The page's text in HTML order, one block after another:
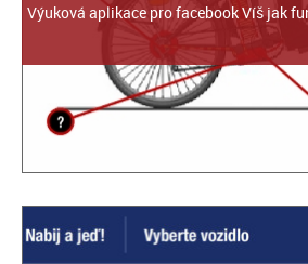
Výuková aplikace pro facebook Víš jak